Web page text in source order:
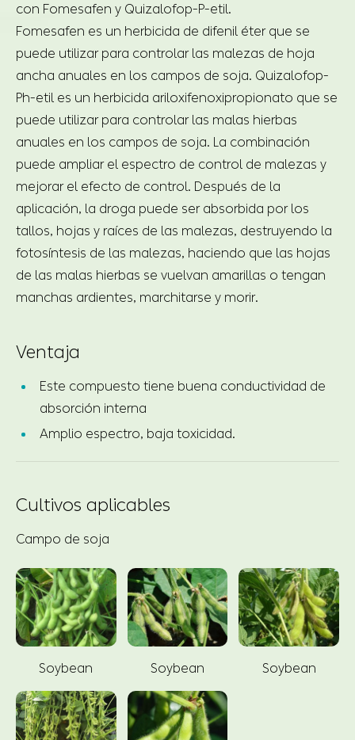
con Fomesafen y Quizalofop-P-etil.
Fomesafen es un herbicida de difenil éter que se
puede utilizar para controlar las malezas de hoja
ancha anuales en los campos de soja. Quizalofop-
Ph-etil es un herbicida ariloxifenoxipropionato que se
puede utilizar para controlar las malas hierbas
anuales en los campos de soja. La combinación
puede ampliar el espectro de control de malezas y
mejorar el efecto de control. Después de la
aplicación, la droga puede ser absorbida por los
tallos, hojas y raíces de las malezas, destruyendo la
fotosíntesis de las malezas, haciendo que las hojas
de las malas hierbas se vuelvan amarillas o tengan
manchas ardientes, marchitarse y morir.
Ventaja
Este compuesto tiene buena conductividad de
absorción interna
Amplio espectro, baja toxicidad.
Cultivos aplicables
Campo de soja
Soybean Soybean Soybean